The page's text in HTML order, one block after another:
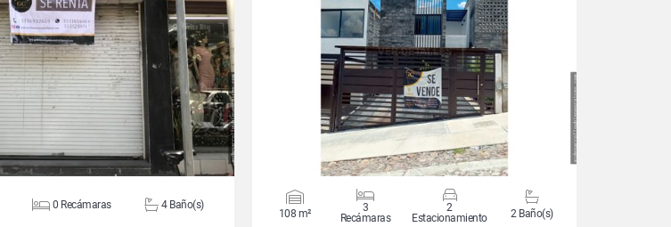
VER DETALLES
0 Recámaras 4 Baño(s)
VER DETALLES
108 m²
3
Recámaras
2
Estacionamiento
2 Baño(s)